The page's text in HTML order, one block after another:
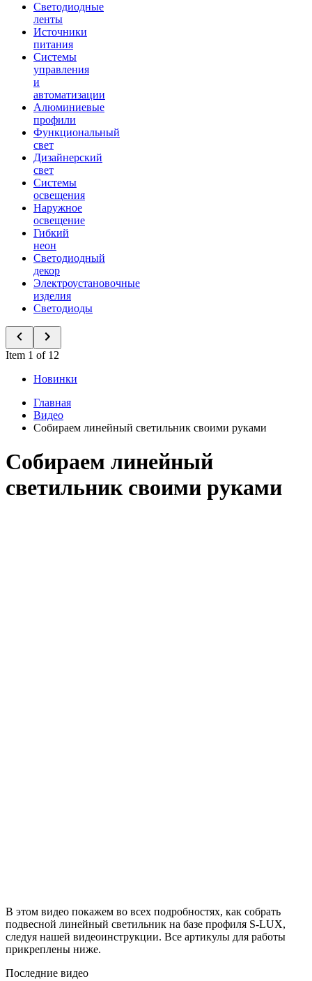
Светодиодные
ленты
Источники
питания
Системы
управления
и
автоматизации
Алюминиевые
профили
Функциональный
свет
Дизайнерский
свет
Системы
освещения
Наружное
освещение
Гибкий
неон
Светодиодный
декор
Электроустановочные
изделия
Светодиоды
Item 1 of 12
Новинки
Главная
Видео
Собираем линейный светильник своими руками
Собираем линейный
светильник своими руками
В этом видео покажем во всех подробностях, как собрать
подвесной линейный светильник на базе профиля S-LUX,
следуя нашей видеоинструкции. Все артикулы для работы
прикреплены ниже.
Последние видео